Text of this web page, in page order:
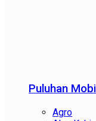
Puluhan
Agro